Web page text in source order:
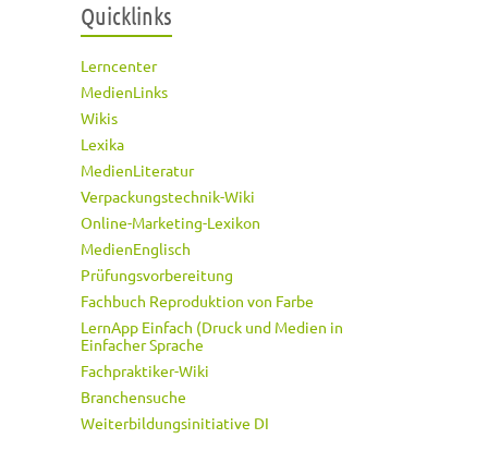
Quicklinks
Lerncenter
MedienLinks
Wikis
Lexika
MedienLiteratur
Verpackungstechnik-Wiki
Online-Marketing-Lexikon
MedienEnglisch
Prüfungsvorbereitung
Fachbuch Reproduktion von Farbe
LernApp Einfach (Druck und Medien in
Einfacher Sprache
Fachpraktiker-Wiki
Branchensuche
Weiterbildungsinitiative DI